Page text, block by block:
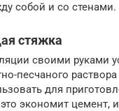
собой и со стенами.
стяжка
своими руками
песчаного
для
экономит цемент,